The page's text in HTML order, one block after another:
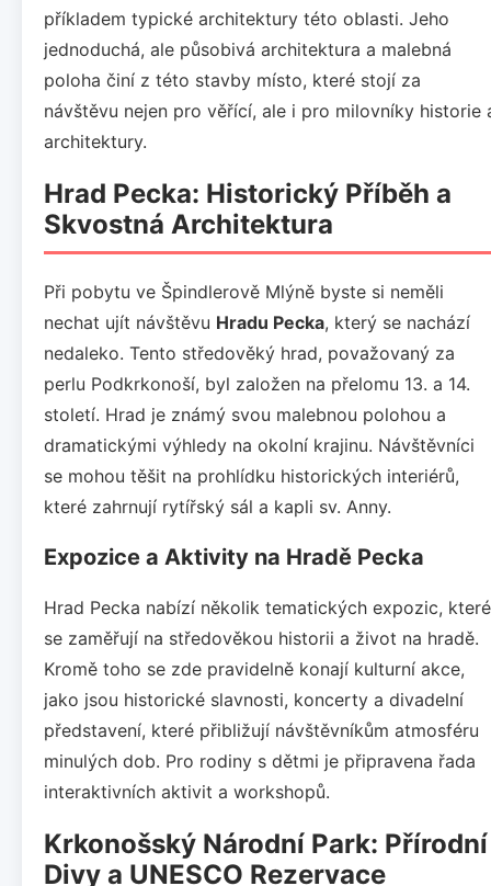
příkladem typické architektury této oblasti. Jeho
jednoduchá, ale působivá architektura a malebná
poloha činí z této stavby místo, které stojí za
návštěvu nejen pro věřící, ale i pro milovníky historie
architektury.
Hrad Pecka: Historický Příběh a
Skvostná Architektura
Při pobytu ve Špindlerově Mlýně byste si neměli
nechat ujít návštěvu Hradu Pecka, který se nachází
nedaleko. Tento středověký hrad, považovaný za
perlu Podkrkonoší, byl založen na přelomu 13. a 14.
století. Hrad je známý svou malebnou polohou a
dramatickými výhledy na okolní krajinu. Návštěvníci
se mohou těšit na prohlídku historických interiérů,
které zahrnují rytířský sál a kapli sv. Anny.
Expozice a Aktivity na Hradě Pecka
Hrad Pecka nabízí několik tematických expozic, které
se zaměřují na středověkou historii a život na hradě.
Kromě toho se zde pravidelně konají kulturní akce,
jako jsou historické slavnosti, koncerty a divadelní
představení, které přibližují návštěvníkům atmosféru
minulých dob. Pro rodiny s dětmi je připravena řada
interaktivních aktivit a workshopů.
Krkonošský Národní Park: Přírodní
Divy a UNESCO Rezervace